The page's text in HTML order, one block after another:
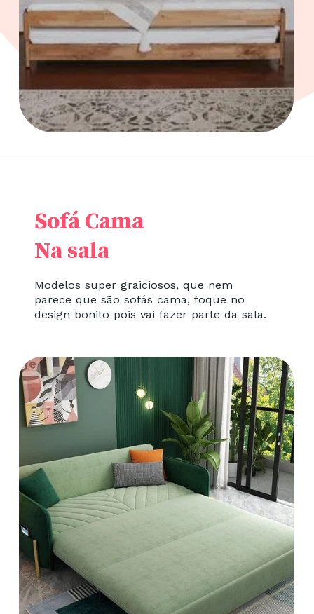
Modelos super graiciosos, que nem
parece que são sofás cama, foque no
design bonito pois vai fazer parte da sala.
Sofá Cama
Na sala